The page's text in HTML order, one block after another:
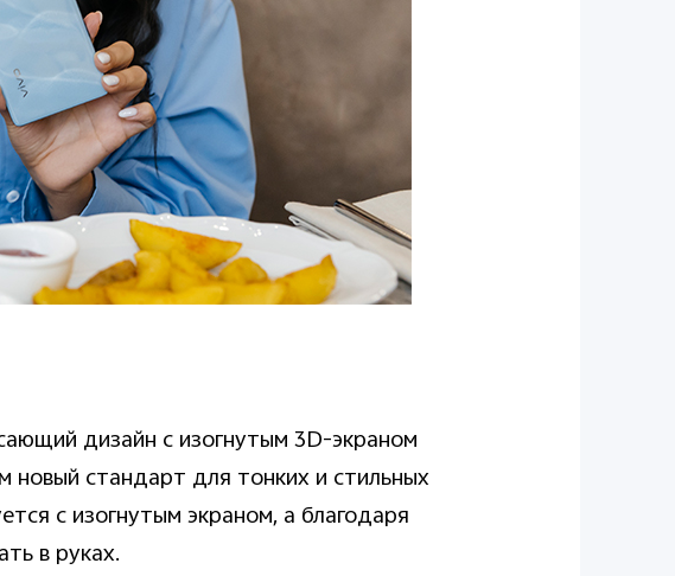
дизайн с изогнутым 3D-экраном
стандарт для тонких и стильных
с изогнутым экраном, а благодаря
в руках.